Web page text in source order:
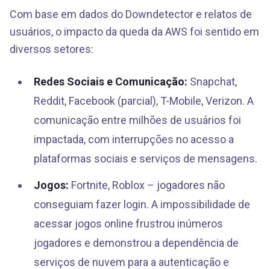
Com base em dados do Downdetector e relatos de
usuários, o impacto da queda da AWS foi sentido em
diversos setores:
Redes Sociais e Comunicação: Snapchat,
Reddit, Facebook (parcial), T-Mobile, Verizon. A
comunicação entre milhões de usuários foi
impactada, com interrupções no acesso a
plataformas sociais e serviços de mensagens.
Jogos: Fortnite, Roblox – jogadores não
conseguiam fazer login. A impossibilidade de
acessar jogos online frustrou inúmeros
jogadores e demonstrou a dependência de
serviços de nuvem para a autenticação e